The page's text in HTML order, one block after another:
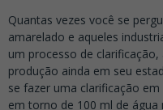
Quantas vezes você se
amarelado e aqueles
um processo de
produção ainda em seu
se fazer uma clarificação
em torno de 100 ml de água